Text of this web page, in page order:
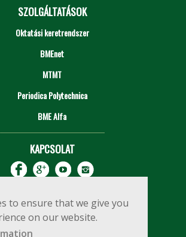
to ensure that we give you
on our website.
SZOLGÁLTATÁSOK
Oktatási keretrendszer
BMEnet
MTMT
Periodica Polytechnica
BME Alfa
KAPCSOLAT